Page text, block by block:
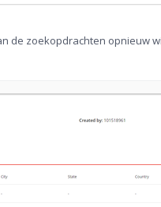
de zoekopdrachten opnieuw